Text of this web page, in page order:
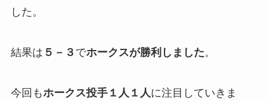
した。
結果は ５－３ でホークスが勝利しました。
今回もホークス投手１人１人に注目していきま